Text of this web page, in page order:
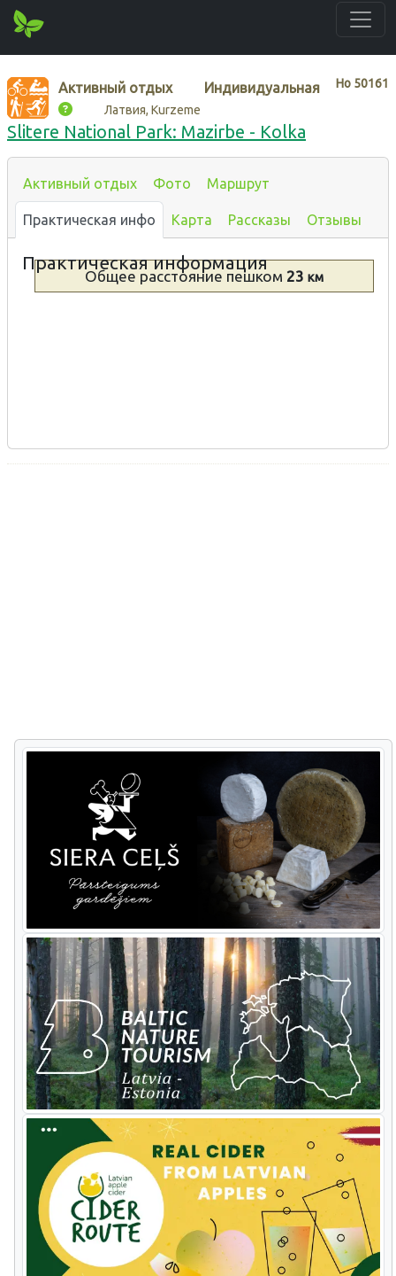
Нo 50161
Активный отдых Индивидуальная
Латвия, Kurzeme
Slitere National Park: Mazirbe - Kolka
Активный отдых Фото Маршрут
Практическая инфо Карта Рассказы Отзывы
Практическая информация
Общее расстояние пешком 23 км
Тип
Описание